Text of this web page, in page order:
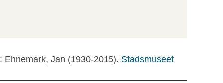
Ehnemark, Jan (1930-2015). Stadsmuseet